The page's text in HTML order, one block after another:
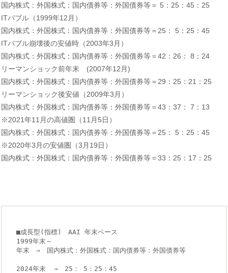
国内株式：外国株式：国内債券等：外国債券等＝ 5：25：45：25
ITバブル（1999年12月）
国内株式：外国株式：国内債券等：外国債券等＝25： 5：25：45
ITバブル崩壊後の安値時（2003年3月）
国内株式：外国株式：国内債券等：外国債券等＝42：26： 8：24
リーマンショック前年末 (2007年12月)
国内株式：外国株式：国内債券等：外国債券等＝29：25：21：25
リーマンショック後安値（2009年3月）
国内株式：外国株式：国内債券等：外国債券等＝43：37： 7：13
※2021年11月の高値圏（11月5日）
国内株式：外国株式：国内債券等：外国債券等＝25： 5：25：45
※2020年3月の安値圏（3月19日）
国内株式：外国株式：国内債券等：外国債券等＝33：25：17：25
■成長型(指標)　AAI 年末ベース
1999年末～
年末　⇒　国内株式：外国株式：国内債券等：外国債券等
2024年末  ⇒　25： 5：25：45